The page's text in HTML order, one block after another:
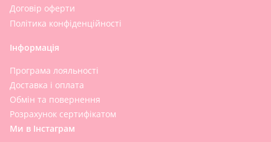
Договір оферти
Політика конфіденційності
Інформація
Програма лояльності
Доставка і оплата
Обмін та повернення
Розрахунок сертифікатом
Ми в Інстаграм